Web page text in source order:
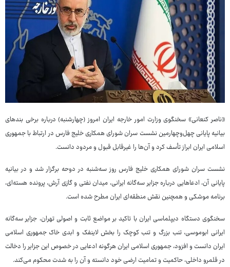
«ناصر کنعانی» سخنگوی وزارت امور خارجه ایران امروز (چهارشنبه) درباره برخی بندهای
بیانیه پایانی چهل‌وچهارمین نشست سران شورای همکاری خلیج فارس در ارتباط با جمهوری
اسلامی ایران ابراز تأسف کرد و آن‌ها را غیرقابل قبول و مردود دانست.
نشست سران شورای همکاری خلیج فارس روز سه‌شنبه در دوحه برگزار شد و در بیانیه
پایانی آن، ادعاهایی درباره جزایر سه‌گانه ایرانی، میدان نفتی و گازی آرش، پرونده هسته‌ای،
برنامه موشکی و همچنین نقش منطقه‌ای ایران مطرح شده است.
سخنگوی دستگاه دیپلماسی ایران با تاکید بر مواضع ثابت و اصولی تهران، جزایر سه‌گانه
ایرانی ابوموسی، تنب بزرگ و تنب کوچک را بخش لاینفک و ابدی خاک جمهوری اسلامی
ایران دانست و افزود، جمهوری اسلامی ایران هرگونه ادعایی در خصوص این جزایر را دخالت
در قلمرو داخلی، حاکمیت و تمامیت ارضی خود دانسته و آن را به شدت محکوم می‌کند.